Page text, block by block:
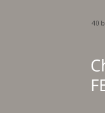
40